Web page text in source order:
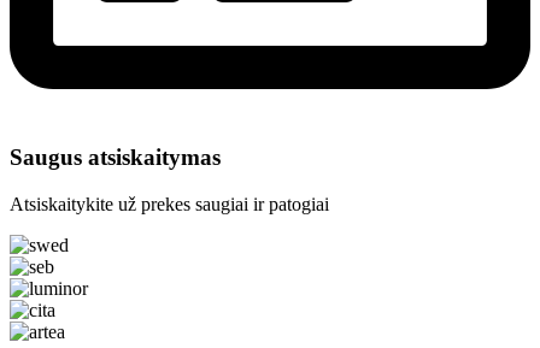
Saugus atsiskaitymas
Atsiskaitykite už prekes saugiai ir patogiai